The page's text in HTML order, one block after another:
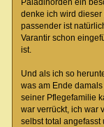
denke ich wird
passender ist
Varantir schon
ist.
Und als ich so
was am Ende
seiner Pflegefamilie
war verrückt, ich war
selbst total angefasst